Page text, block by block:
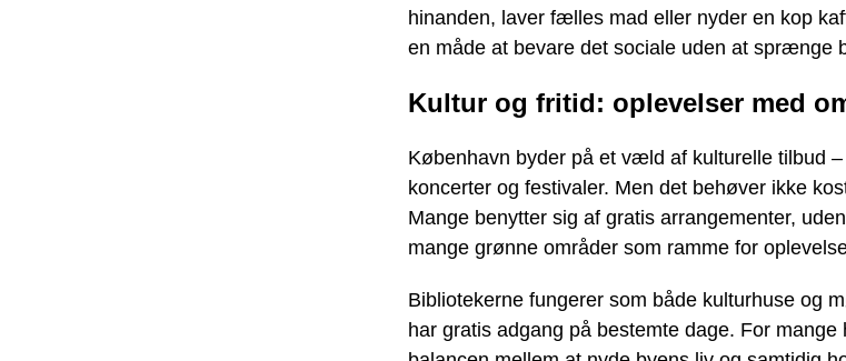
hinanden, laver fælles mad eller nyder en kop
en måde at bevare det sociale uden at sprænge
Kultur og fritid: oplevelser med
København byder på et væld af kulturelle tilbud –
koncerter og festivaler. Men det behøver ikke
Mange benytter sig af gratis arrangementer,
mange grønne områder som ramme for
Bibliotekerne fungerer som både kulturhuse og
har gratis adgang på bestemte dage. For